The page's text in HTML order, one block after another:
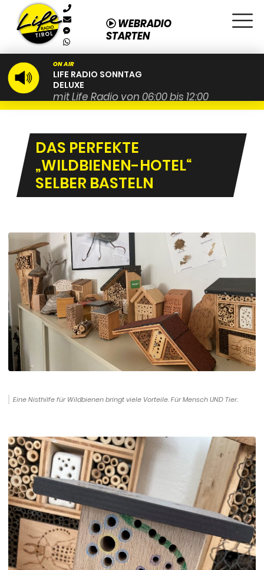
WEBRADIO
STARTEN
ON AIR
LIFE RADIO SONNTAG
DELUXE
mit Life Radio von 06:00 bis 12:00
DAS PERFEKTE
„WILDBIENEN-HOTEL“
SELBER BASTELN
Eine Nisthilfe für Wildbienen bringt viele Vorteile. Für Mensch UND Tier.